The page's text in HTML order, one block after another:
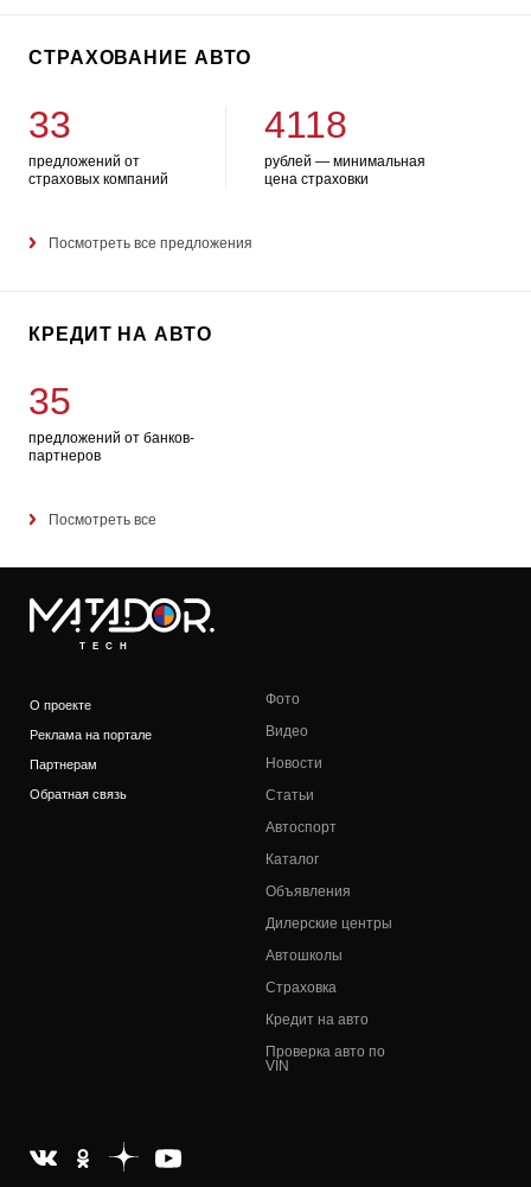
СТРАХОВАНИЕ АВТО
33
предложений от
страховых компаний
4118
рублей — минимальная
цена страховки
Посмотреть все предложения
КРЕДИТ НА АВТО
35
предложений от банков-
партнеров
Посмотреть все
TECH
О проекте
Реклама на портале
Партнерам
Обратная связь
Фото
Видео
Новости
Статьи
Автоспорт
Каталог
Объявления
Дилерские центры
Автошколы
Страховка
Кредит на авто
Проверка авто по
VIN